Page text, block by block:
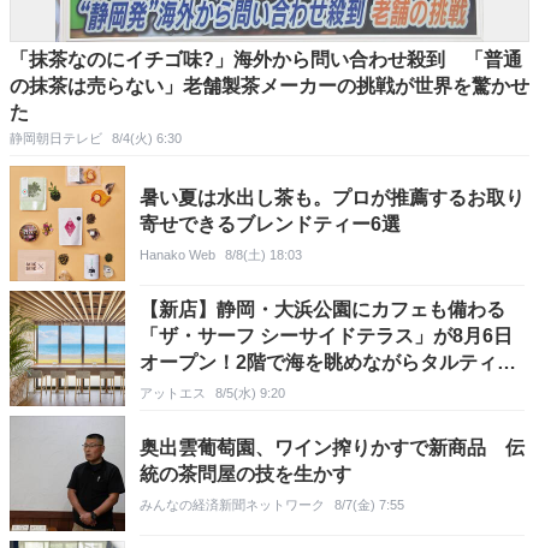
「抹茶なのにイチゴ味?」海外から問い合わせ殺到 「普通
の抹茶は売らない」老舗製茶メーカーの挑戦が世界を驚かせ
た
静岡朝日テレビ 8/4(火) 6:30
暑い夏は水出し茶も。プロが推薦するお取り
寄せできるブレンドティー6選
Hanako Web 8/8(土) 18:03
​【新店】静岡・大浜公園にカフェも備わる
「ザ・サーフ シーサイドテラス」が8月6日
オープン！2階で海を眺めながらタルティー
ヌやスイーツを
アットエス 8/5(水) 9:20
奥出雲葡萄園、ワイン搾りかすで新商品 伝
統の茶問屋の技を生かす
みんなの経済新聞ネットワーク 8/7(金) 7:55